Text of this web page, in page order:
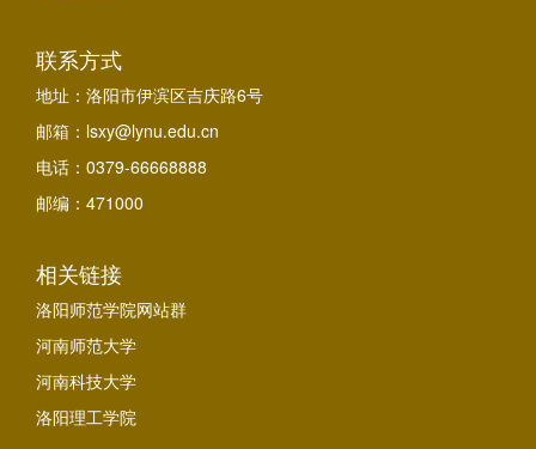
联系方式
地址：洛阳市伊滨区吉庆路6号
邮箱：lsxy@lynu.edu.cn
电话：0379-66668888
邮编：471000
相关链接
洛阳师范学院网站群
河南师范大学
河南科技大学
洛阳理工学院